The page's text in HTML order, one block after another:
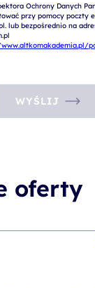
Ochrony Danych
przy pomocy poczty
lub bezpośrednio na
WYŚLIJ
oferty